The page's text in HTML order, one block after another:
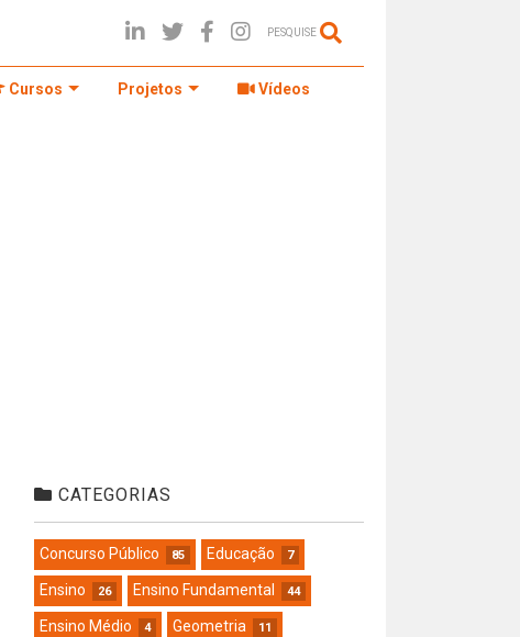
PESQUISE
Cursos Projetos Vídeos
CATEGORIAS
Concurso Público 85 Educação 7
Ensino 26 Ensino Fundamental 44
Ensino Médio 4 Geometria 11